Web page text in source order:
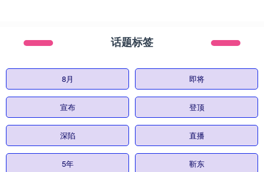
话题标签
8月 即将
宣布 登顶
深陷 直播
5年 靳东